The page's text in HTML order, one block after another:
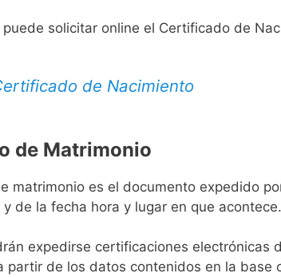
solicitar online el Certificado de
de Nacimiento
de Matrimonio
matrimonio es el documento expedido
de la fecha hora y lugar en que acontece.
expedirse certificaciones electrónicas
partir de los datos contenidos en la base